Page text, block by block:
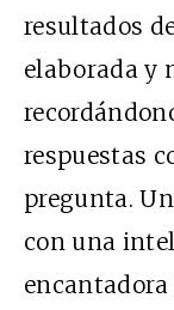
resultados
elaborada y
respuestas
pregunta.
con una